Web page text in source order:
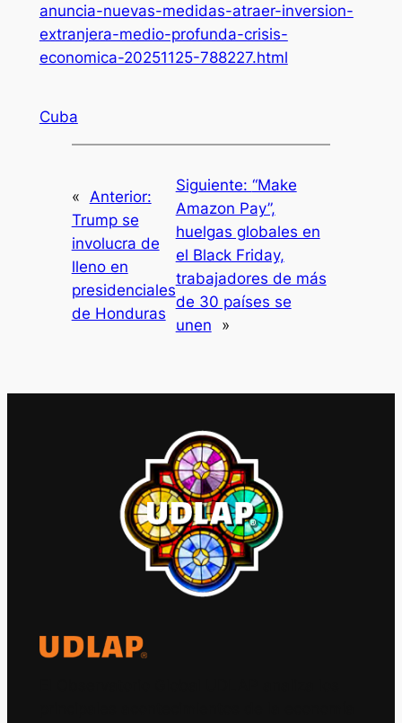
anuncia-nuevas-medidas-atraer-inversion-
extranjera-medio-profunda-crisis-
economica-20251125-788227.html
Cuba
« Anterior:
Trump se
involucra de
lleno en
presidenciales
de Honduras
Siguiente: “Make
Amazon Pay”,
huelgas globales en
el Black Friday,
trabajadores de más
de 30 países se
unen
»